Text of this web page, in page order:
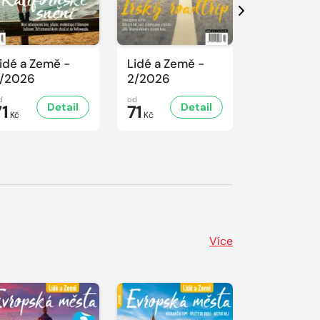
a Země -
2026
Kč
Detail
Lidé a Země -
2/2026
od
71 Kč
Detail
Další
Více